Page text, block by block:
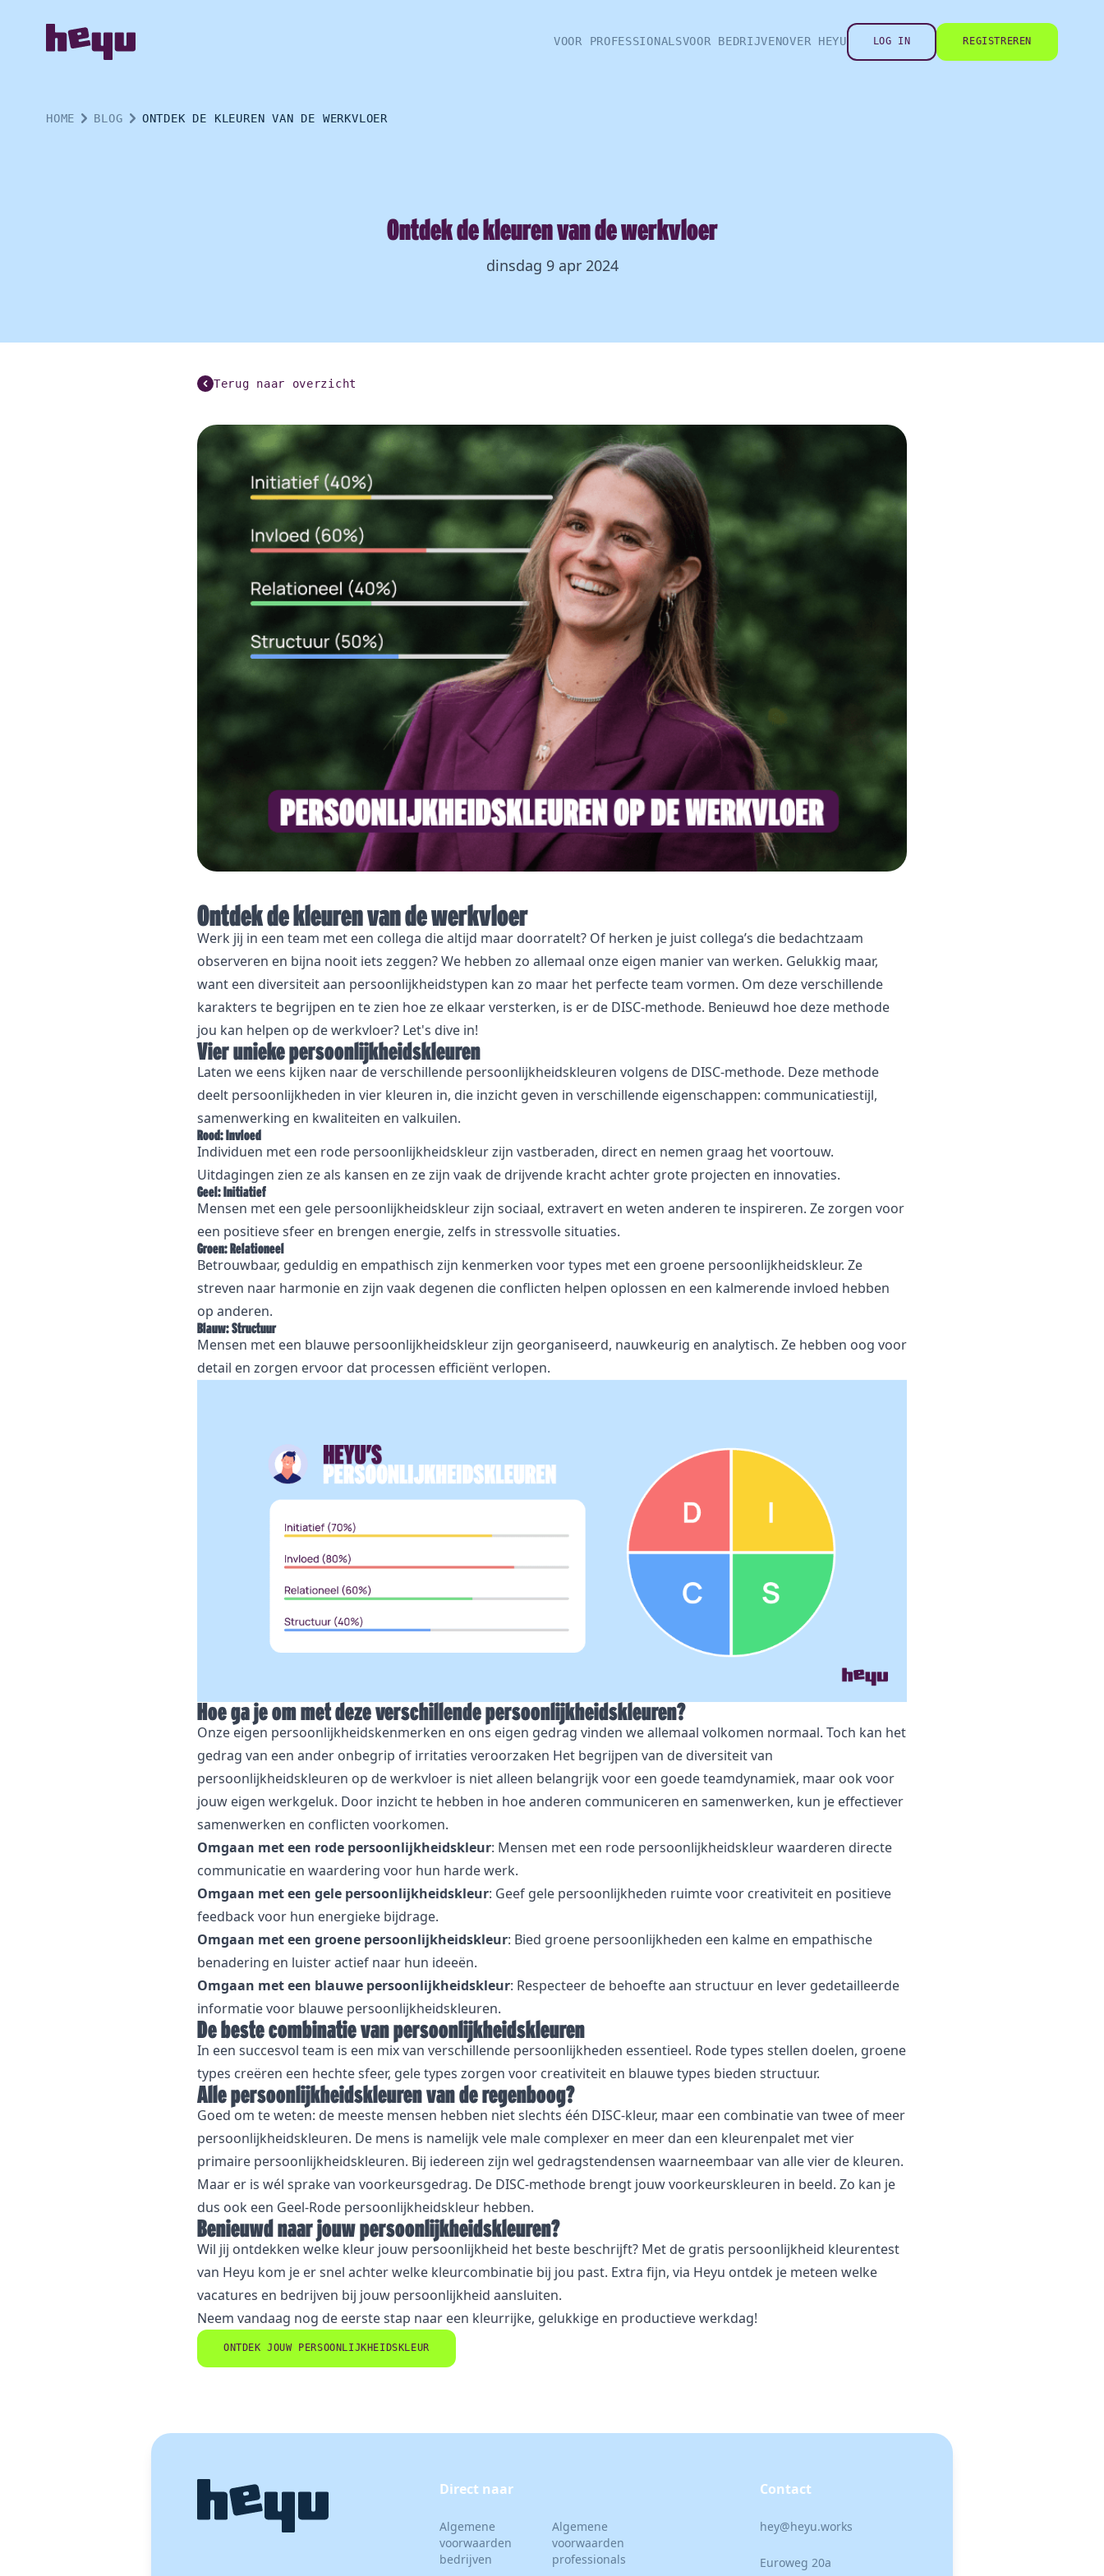
VOOR PROFESSIONALSVOOR BEDRIJVENOVER HEYU LOG IN REGISTREREN
HOME BLOG ONTDEK DE KLEUREN VAN DE WERKVLOER
Ontdek de kleuren van de werkvloer
dinsdag 9 apr 2024
Terug naar overzicht
Ontdek de kleuren van de werkvloer
Werk jij in een team met een collega die altijd maar doorratelt? Of herken je juist collega’s die bedachtzaam
observeren en bijna nooit iets zeggen? We hebben zo allemaal onze eigen manier van werken. Gelukkig maar,
want een diversiteit aan persoonlijkheidstypen kan zo maar het perfecte team vormen. Om deze verschillende
karakters te begrijpen en te zien hoe ze elkaar versterken, is er de DISC-methode. Benieuwd hoe deze methode
jou kan helpen op de werkvloer? Let's dive in!
Vier unieke persoonlijkheidskleuren
Laten we eens kijken naar de verschillende persoonlijkheidskleuren volgens de DISC-methode. Deze methode
deelt persoonlijkheden in vier kleuren in, die inzicht geven in verschillende eigenschappen: communicatiestijl,
samenwerking en kwaliteiten en valkuilen.
Rood: Invloed
Individuen met een rode persoonlijkheidskleur zijn vastberaden, direct en nemen graag het voortouw.
Uitdagingen zien ze als kansen en ze zijn vaak de drijvende kracht achter grote projecten en innovaties.
Geel: Initiatief
Mensen met een gele persoonlijkheidskleur zijn sociaal, extravert en weten anderen te inspireren. Ze zorgen voor
een positieve sfeer en brengen energie, zelfs in stressvolle situaties.
Groen: Relationeel
Betrouwbaar, geduldig en empathisch zijn kenmerken voor types met een groene persoonlijkheidskleur. Ze
streven naar harmonie en zijn vaak degenen die conflicten helpen oplossen en een kalmerende invloed hebben
op anderen.
Blauw: Structuur
Mensen met een blauwe persoonlijkheidskleur zijn georganiseerd, nauwkeurig en analytisch. Ze hebben oog voor
detail en zorgen ervoor dat processen efficiënt verlopen.
Hoe ga je om met deze verschillende persoonlijkheidskleuren?
Onze eigen persoonlijkheidskenmerken en ons eigen gedrag vinden we allemaal volkomen normaal. Toch kan het
gedrag van een ander onbegrip of irritaties veroorzaken Het begrijpen van de diversiteit van
persoonlijkheidskleuren op de werkvloer is niet alleen belangrijk voor een goede teamdynamiek, maar ook voor
jouw eigen werkgeluk. Door inzicht te hebben in hoe anderen communiceren en samenwerken, kun je effectiever
samenwerken en conflicten voorkomen.
Omgaan met een rode persoonlijkheidskleur: Mensen met een rode persoonlijkheidskleur waarderen directe
communicatie en waardering voor hun harde werk.
Omgaan met een gele persoonlijkheidskleur: Geef gele persoonlijkheden ruimte voor creativiteit en positieve
feedback voor hun energieke bijdrage.
Omgaan met een groene persoonlijkheidskleur: Bied groene persoonlijkheden een kalme en empathische
benadering en luister actief naar hun ideeën.
Omgaan met een blauwe persoonlijkheidskleur: Respecteer de behoefte aan structuur en lever gedetailleerde
informatie voor blauwe persoonlijkheidskleuren.
De beste combinatie van persoonlijkheidskleuren
In een succesvol team is een mix van verschillende persoonlijkheden essentieel. Rode types stellen doelen, groene
types creëren een hechte sfeer, gele types zorgen voor creativiteit en blauwe types bieden structuur.
Alle persoonlijkheidskleuren van de regenboog?
Goed om te weten: de meeste mensen hebben niet slechts één DISC-kleur, maar een combinatie van twee of meer
persoonlijkheidskleuren. De mens is namelijk vele male complexer en meer dan een kleurenpalet met vier
primaire persoonlijkheidskleuren. Bij iedereen zijn wel gedragstendensen waarneembaar van alle vier de kleuren.
Maar er is wél sprake van voorkeursgedrag. De DISC-methode brengt jouw voorkeurskleuren in beeld. Zo kan je
dus ook een Geel-Rode persoonlijkheidskleur hebben.
Benieuwd naar jouw persoonlijkheidskleuren?
Wil jij ontdekken welke kleur jouw persoonlijkheid het beste beschrijft? Met de gratis persoonlijkheid kleurentest
van Heyu kom je er snel achter welke kleurcombinatie bij jou past. Extra fijn, via Heyu ontdek je meteen welke
vacatures en bedrijven bij jouw persoonlijkheid aansluiten.
Neem vandaag nog de eerste stap naar een kleurrijke, gelukkige en productieve werkdag!
ONTDEK JOUW PERSOONLIJKHEIDSKLEUR
Direct naar
Algemene
voorwaarden
bedrijven
Algemene
voorwaarden
professionals
Contact
hey@heyu.works
Euroweg 20a